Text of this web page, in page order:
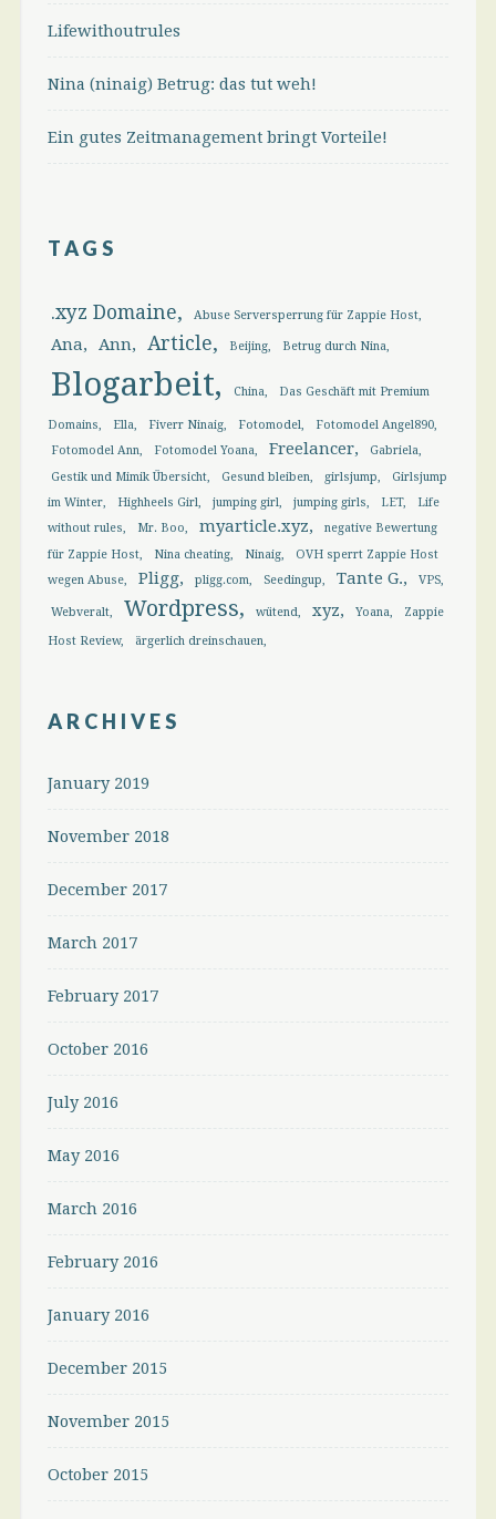
Lifewithoutrules
Nina (ninaig) Betrug: das tut weh!
Ein gutes Zeitmanagement bringt Vorteile!
TAGS
.xyz Domaine Abuse Serversperrung für Zappie Host
Ana Ann Article Beijing Betrug durch Nina
Blogarbeit China Das Geschäft mit Premium
Domains Ella Fiverr Ninaig Fotomodel
Fotomodel Angel890
Fotomodel Ann
Fotomodel Yoana Freelancer
Gabriela
Gestik und Mimik Übersicht
Gesund bleiben girlsjump
Girlsjump
im Winter
Highheels Girl jumping girl jumping girls LET
Life
without rules
Mr. Boo myarticle.xyz
negative Bewertung
für Zappie Host
Nina cheating Ninaig
OVH sperrt Zappie Host
wegen Abuse
Pligg pligg.com Seedingup Tante G. VPS
Webveralt Wordpress wütend xyz Yoana
Zappie
Host Review
ärgerlich dreinschauen
ARCHIVES
January 2019
November 2018
December 2017
March 2017
February 2017
October 2016
July 2016
May 2016
March 2016
February 2016
January 2016
December 2015
November 2015
October 2015